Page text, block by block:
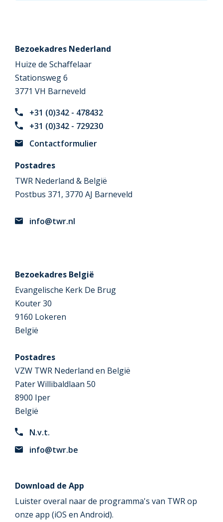
Bezoekadres Nederland
Huize de Schaffelaar
Stationsweg 6
3771 VH Barneveld
+31 (0)342 - 478432
+31 (0)342 - 729230
Contactformulier
Postadres
TWR Nederland & België
Postbus 371, 3770 AJ Barneveld
info@twr.nl
Bezoekadres België
Evangelische Kerk De Brug
Kouter 30
9160 Lokeren
België
Postadres
VZW TWR Nederland en België
Pater Willibaldlaan 50
8900 Iper
België
N.v.t.
info@twr.be
Download de App
Luister overal naar de programma's van TWR op
onze app (iOS en Android).